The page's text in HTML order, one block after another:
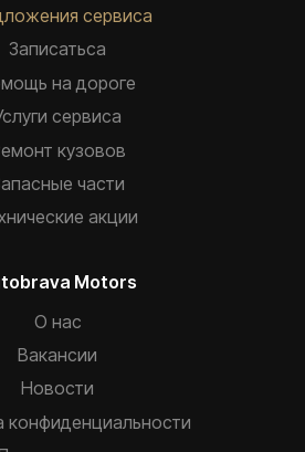
сервиса
Записатьca
на дороге
сервиса
кузовов
части
акции
Motors
О нас
Вакансии
Новости
конфиденциальности